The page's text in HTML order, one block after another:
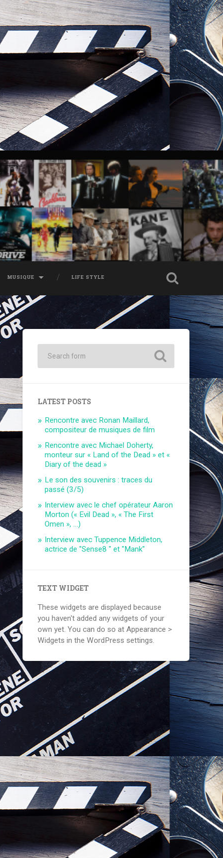
MUSIQUE LIFE STYLE
LATEST POSTS
Rencontre avec Ronan Maillard,
compositeur de musiques de film
Rencontre avec Michael Doherty,
monteur sur « Land of the Dead » et «
Diary of the dead »
Le son des souvenirs : traces du
passé (3/5)
Interview avec le chef opérateur Aaron
Morton (« Evil Dead », « The First
Omen », …)
Interview avec Tuppence Middleton,
actrice de "Sense8 " et "Mank"
TEXT WIDGET
These widgets are displayed because
you haven't added any widgets of your
own yet. You can do so at Appearance >
Widgets in the WordPress settings.